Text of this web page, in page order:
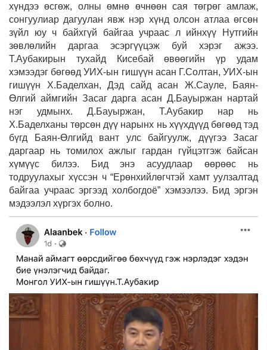
хүндээ өсгөж, олны өмнө өчнөөн сая төгрөг амлаж,
сонгуулиар дагуулан явж нэр хүнд олсон атлаа өгсөн
зүйл юу ч байхгүй байгаа учраас л ийнхүү Нутгийн
зөвлөлийн даргаа эсэргүүцэж буй хэрэг ажээ.
Т.Аубакирын тухайд Кисебай өвөөгийн үр удам
хэмээдэг бөгөөд УИХ-ын гишүүн асан Г.Солтан, УИХ-ын
гишүүн Х.Баделхан, Дэд сайд асан Ж.Сауле, Баян-
Өлгий аймгийн Засаг дарга асан Д.Бауыржан нартай
нэг удмынх. Д.Бауыржан, Т.Аубакир нар нь
Х.Баделханы төрсөн дүү нарынх нь хүүхдүүд бөгөөд тэд
бүгд Баян-Өлгийд вант улс байгуулж, дүүгээ Засаг
даргаар нь томилох ажлыг гардан гүйцэтгэж байсан
хүмүүс билээ. Бид энэ асуудлаар өөрөөс нь
тодруулахыг хүссэн ч “Ерөнхийлөгчтэй хамт уулзалтад
байгаа учраас эргээд холбогдоё” хэмээлээ. Бид эргэн
мэдээлэл хүргэх болно.